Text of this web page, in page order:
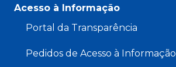
Acesso à Informação
Portal da Transparência
Pedidos de Acesso à Informação